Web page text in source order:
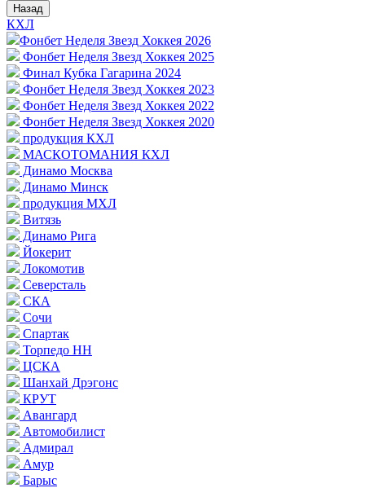
Назад
КХЛ
Фонбет Неделя Звезд Хоккея 2026
Фонбет Неделя Звезд Хоккея 2025
Финал Кубка Гагарина 2024
Фонбет Неделя Звезд Хоккея 2023
Фонбет Неделя Звезд Хоккея 2022
Фонбет Неделя Звезд Хоккея 2020
продукция КХЛ
МАСКОТОМАНИЯ КХЛ
Динамо Москва
Динамо Минск
продукция МХЛ
Витязь
Динамо Рига
Йокерит
Локомотив
Северсталь
СКА
Сочи
Спартак
Торпедо НН
ЦСКА
Шанхай Дрэгонс
КРУТ
Авангард
Автомобилист
Адмирал
Амур
Барыс